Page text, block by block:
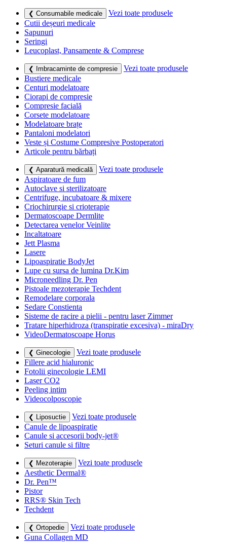
❮ Consumabile medicale
Vezi toate produsele
Cutii deșeuri medicale
Sapunuri
Seringi
Leucoplast, Pansamente & Comprese
❮ Imbracaminte de compresie
Vezi toate produsele
Bustiere medicale
Centuri modelatoare
Ciorapi de compresie
Compresie facială
Corsete modelatoare
Modelatoare brațe
Pantaloni modelatori
Veste și Costume Compresive Postoperatori
Articole pentru bărbați
❮ Aparatură medicală
Vezi toate produsele
Aspiratoare de fum
Autoclave si sterilizatoare
Centrifuge, incubatoare & mixere
Criochirurgie si crioterapie
Dermatoscoape Dermlite
Detectarea venelor Veinlite
Incaltatoare
Jett Plasma
Lasere
Lipoaspiratie BodyJet
Lupe cu sursa de lumina Dr.Kim
Microneedling Dr. Pen
Pistoale mezoterapie Techdent
Remodelare corporala
Sedare Constienta
Sisteme de racire a pielii - pentru laser Zimmer
Tratare hiperhidroza (transpiratie excesiva) - miraDry
VideoDermatoscoape Horus
❮ Ginecologie
Vezi toate produsele
Fillere acid hialuronic
Fotolii ginecologie LEMI
Laser CO2
Peeling intim
Videocolposcopie
❮ Liposuctie
Vezi toate produsele
Canule de lipoaspiratie
Canule si accesorii body-jet®
Seturi canule si filtre
❮ Mezoterapie
Vezi toate produsele
Aesthetic Dermal®
Dr. Pen™
Pistor
RRS® Skin Tech
Techdent
❮ Ortopedie
Vezi toate produsele
Guna Collagen MD